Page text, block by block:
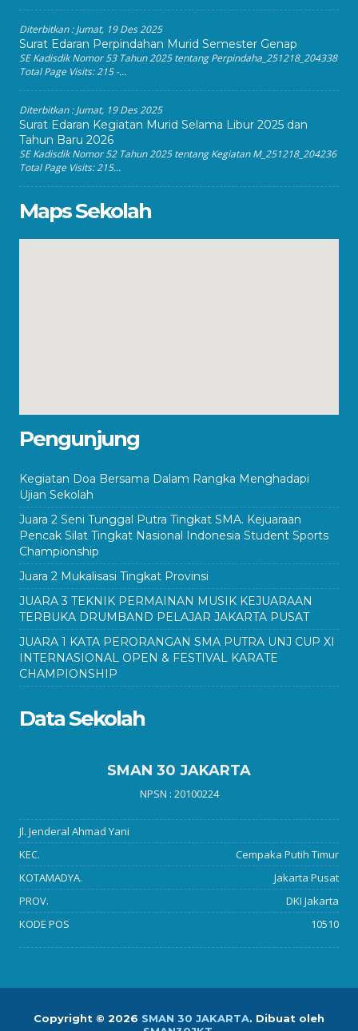
Diterbitkan :Jumat, 19 Des 2025
Surat Edaran Perpindahan Murid Semester Genap
SE Kadisdik Nomor 53 Tahun 2025 tentang Perpindaha_251218_204338
Total Page Visits: 215 -...
Diterbitkan :Jumat, 19 Des 2025
Surat Edaran Kegiatan Murid Selama Libur 2025 dan
Tahun Baru 2026
SE Kadisdik Nomor 52 Tahun 2025 tentang Kegiatan M_251218_204236
Total Page Visits: 215...
Maps Sekolah
Pengunjung
Kegiatan Doa Bersama Dalam Rangka Menghadapi
Ujian Sekolah
Juara 2 Seni Tunggal Putra Tingkat SMA. Kejuaraan
Pencak Silat Tingkat Nasional Indonesia Student Sports
Championship
Juara 2 Mukalisasi Tingkat Provinsi
JUARA 3 TEKNIK PERMAINAN MUSIK KEJUARAAN
TERBUKA DRUMBAND PELAJAR JAKARTA PUSAT
JUARA 1 KATA PERORANGAN SMA PUTRA UNJ CUP XI
INTERNASIONAL OPEN & FESTIVAL KARATE
CHAMPIONSHIP
Data Sekolah
SMAN 30 JAKARTA
NPSN : 20100224
Jl. Jenderal Ahmad Yani
KEC.
Cempaka Putih Timur
KOTAMADYA.
Jakarta Pusat
PROV.
DKI Jakarta
KODE POS
10510
Copyright © 2026 SMAN 30 JAKARTA. Dibuat oleh